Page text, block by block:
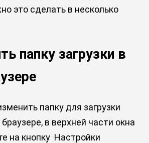
это сделать в несколько
папку загрузки в
папку для загрузки
в верхней части окна
на кнопку Настройки